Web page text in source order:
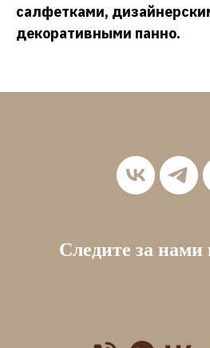
салфетками,
декоративными панно.
Следите за нами